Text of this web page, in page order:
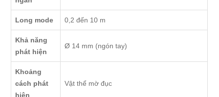
Long mode 0,2 đến 10 m
Khả năng
phát hiện
Ø 14 mm (ngón tay)
Khoảng
cách phát
hiện
Vật thể mờ đục